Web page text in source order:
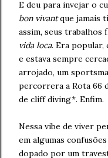
E deu para invejar o
bon vivantque jamais
assim, seus
vida loca. Era popular,
e estava sempre
arrojado, um
percorrera a Rota 66
de cliff diving*. Enfim.
Nessa vibe de viver
em algumas
dopado por um